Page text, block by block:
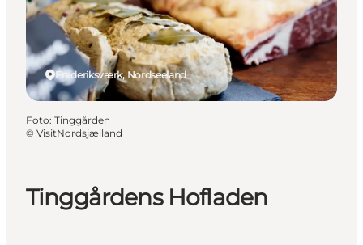
Städte
Reiseplanung
Tinggårdens Hofladen
Frederiksværk, Nordseeland
Foto: Tinggården
© VisitNordsjælland